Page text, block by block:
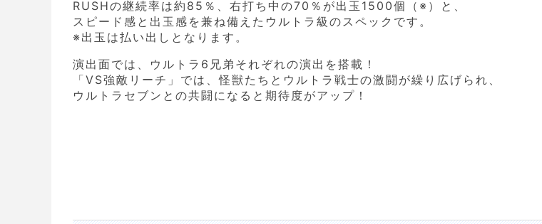
RUSHの継続率は約85％、右打ち中の70％が出玉1500個（※）と、
スピード感と出玉感を兼ね備えたウルトラ級のスペックです。
※出玉は払い出しとなります。
演出面では、ウルトラ6兄弟それぞれの演出を搭載！
「VS強敵リーチ」では、怪獣たちとウルトラ戦士の激闘が繰り広げられ、
ウルトラセブンとの共闘になると期待度がアップ！